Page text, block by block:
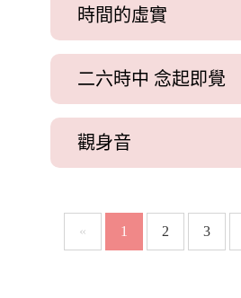
時間的虛實
二六時中 念起即覺
觀身音
« 1 2 3